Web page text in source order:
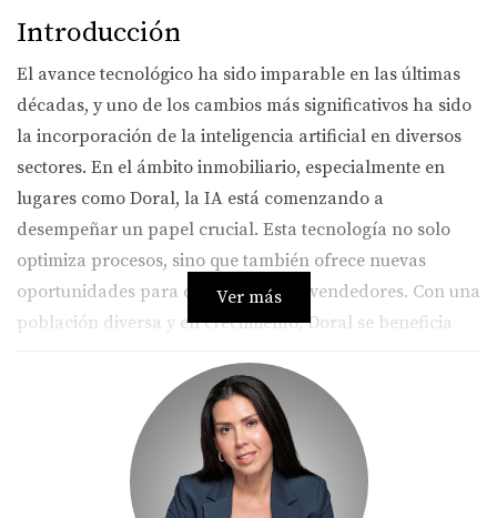
Introducción
El avance tecnológico ha sido imparable en las últimas
décadas, y uno de los cambios más significativos ha sido
la incorporación de la inteligencia artificial en diversos
sectores. En el ámbito inmobiliario, especialmente en
lugares como Doral, la IA está comenzando a
desempeñar un papel crucial. Esta tecnología no solo
optimiza procesos, sino que también ofrece nuevas
oportunidades para compradores y vendedores. Con una
población diversa y en crecimiento, Doral se beneficia
analizar grandes volúmenes de datos permite a los
agentes inmobiliarios tomar decisiones más informadas y
ofrecer un servicio más personalizado a sus clientes.
Caso 1: Análisis Predictivo en
Ver más